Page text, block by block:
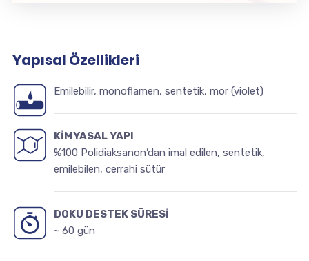
Yapısal Özellikleri
Emilebilir, monoflamen, sentetik, mor (violet)
KİMYASAL YAPI
%100 Polidiaksanon’dan imal edilen, sentetik,
emilebilen, cerrahi sütür
DOKU DESTEK SÜRESİ
~ 60 gün